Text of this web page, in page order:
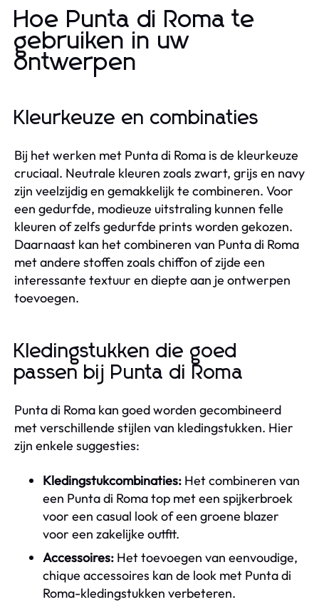
Hoe Punta di Roma te
gebruiken in uw
ontwerpen
Kleurkeuze en combinaties
Bij het werken met Punta di Roma is de kleurkeuze
cruciaal. Neutrale kleuren zoals zwart, grijs en navy
zijn veelzijdig en gemakkelijk te combineren. Voor
een gedurfde, modieuze uitstraling kunnen felle
kleuren of zelfs gedurfde prints worden gekozen.
Daarnaast kan het combineren van Punta di Roma
met andere stoffen zoals chiffon of zijde een
interessante textuur en diepte aan je ontwerpen
toevoegen.
Kledingstukken die goed
passen bij Punta di Roma
Punta di Roma kan goed worden gecombineerd
met verschillende stijlen van kledingstukken. Hier
zijn enkele suggesties:
Kledingstukcombinaties: Het combineren van
een Punta di Roma top met een spijkerbroek
voor een casual look of een groene blazer
voor een zakelijke outfit.
Accessoires: Het toevoegen van eenvoudige,
chique accessoires kan de look met Punta di
Roma-kledingstukken verbeteren.